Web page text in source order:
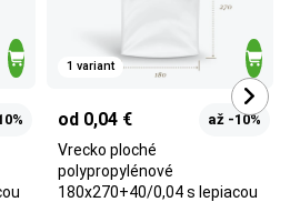
1 variant
od 0,04 € až -10%
Vrecko ploché
polypropylénové
180x270+40/0,04 s lepiacou